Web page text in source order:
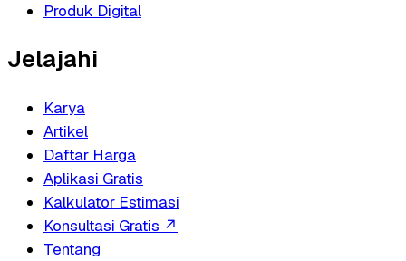
Produk Digital
Jelajahi
Karya
Artikel
Daftar Harga
Aplikasi Gratis
Kalkulator Estimasi
Konsultasi Gratis ↗
Tentang